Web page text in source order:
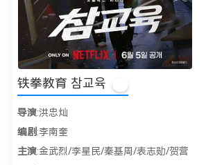
铁拳教育 참교육
导演:洪忠灿
编剧:李南奎
主演:金武烈/李星民/秦基周/表志勋/贺营